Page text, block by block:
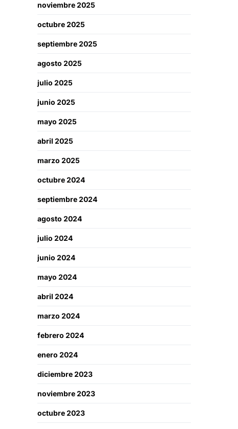
noviembre 2025
octubre 2025
septiembre 2025
agosto 2025
julio 2025
junio 2025
mayo 2025
abril 2025
marzo 2025
octubre 2024
septiembre 2024
agosto 2024
julio 2024
junio 2024
mayo 2024
abril 2024
marzo 2024
febrero 2024
enero 2024
diciembre 2023
noviembre 2023
octubre 2023